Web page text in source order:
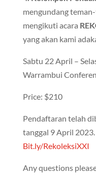
mengundang
mengikuti acara
yang akan kami
Sabtu 22 April –
Warrambui
Price: $210
Pendaftaran telah
tanggal 9 April 2023.
Bit.ly/RekoleksiXXI
Any questions